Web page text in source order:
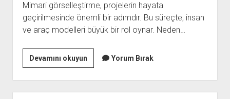
Mimari görselleştirme, projelerin hayata
geçirilmesinde önemli bir adımdır. Bu süreçte, insan
ve araç modelleri büyük bir rol oynar. Neden…
Devamını okuyunMimari
Gorsellestirmede
İnsan
Ve
Yorum Bırak